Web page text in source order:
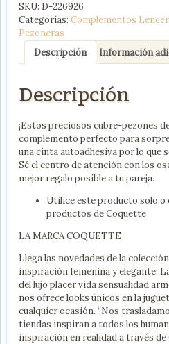
PEZONES
SILVER
cantidad
SKU: D-226926
Categorías: Complementos
Pezoneras
Descripción Información
Descripción
¡Estos preciosos cubre-pezones
complemento perfecto para
una cinta autoadhesiva por lo que
Sé el centro de atención con los
mejor regalo posible a tu pareja.
Utilice este producto solo
productos de Coquette
LA MARCA COQUETTE
Llega las novedades de la
inspiración femenina y elegante.
del lujo placer vida sensualidad
nos ofrece looks únicos en la
cualquier ocasión. “Nos
tiendas inspiran a todos los
inspiración en realidad a través de